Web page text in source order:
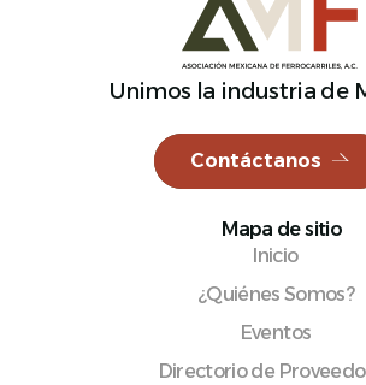
Unimos la industria de
Contáctanos
Mapa de sitio
Inicio
¿Quiénes Somos?
Eventos
Directorio de